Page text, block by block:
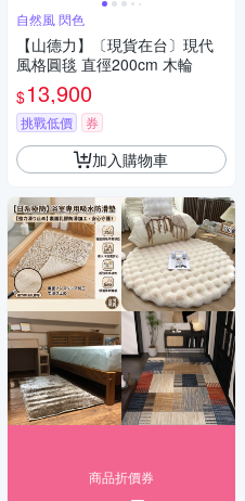
自然風 閃色
【山德力】〔現貨在台〕現代
風格圓毯 直徑200cm 木輪
$13,900
挑戰低價 券
加入購物車
商品折價券